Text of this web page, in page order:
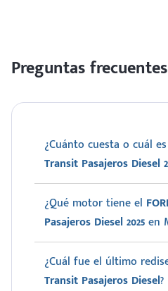
Preguntas frecuentes
¿Cuánto cuesta o cuál
Transit Pasajeros Diesel
¿Qué motor tiene el
Pasajeros Diesel 2025en
¿Cuál fue el último
Transit Pasajeros Diesel?